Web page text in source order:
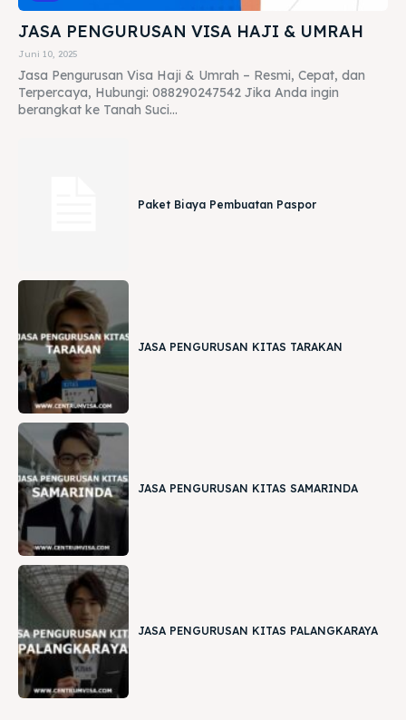
JASA PENGURUSAN VISA HAJI & UMRAH
Juni 10, 2025
Jasa Pengurusan Visa Haji & Umrah – Resmi, Cepat, dan
Terpercaya, Hubungi: 088290247542 Jika Anda ingin
berangkat ke Tanah Suci...
Paket Biaya Pembuatan Paspor
JASA PENGURUSAN KITAS TARAKAN
JASA PENGURUSAN KITAS SAMARINDA
JASA PENGURUSAN KITAS PALANGKARAYA